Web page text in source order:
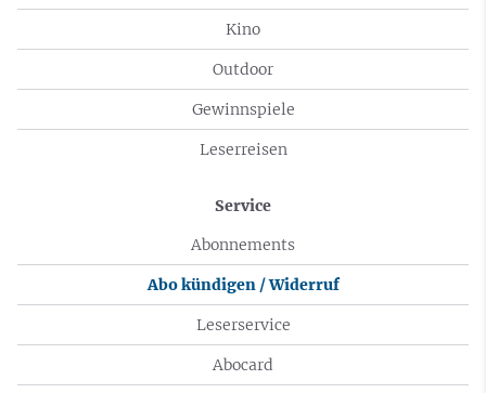
Kino
Outdoor
Gewinnspiele
Leserreisen
Service
Abonnements
Abo kündigen / Widerruf
Leserservice
Abocard